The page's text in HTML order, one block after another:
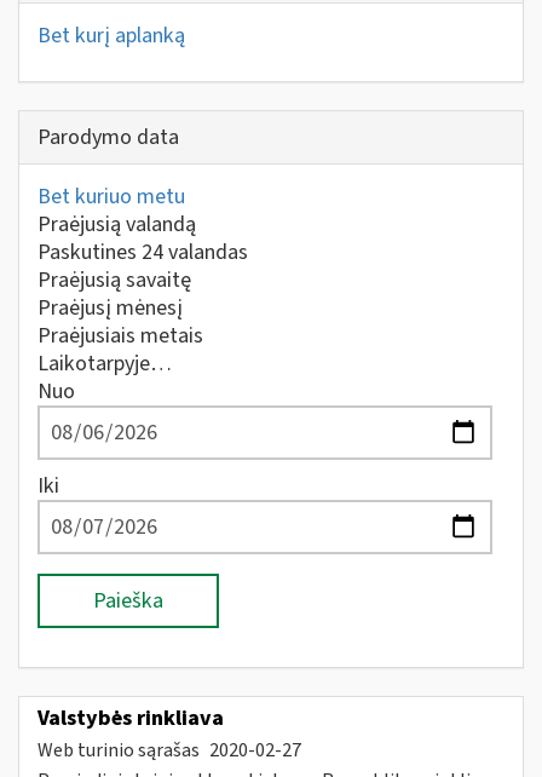
Bet kurį aplanką
Parodymo data
Bet kuriuo metu
Praėjusią valandą
Paskutines 24 valandas
Praėjusią savaitę
Praėjusį mėnesį
Praėjusiais metais
Laikotarpyje…
Nuo
Iki
Paieška
Valstybės rinkliava
Web turinio sąrašas 2020-02-27